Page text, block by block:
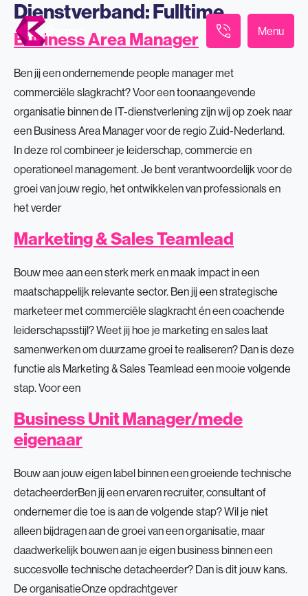
Menu
Dienstverband:Fulltime
Business Area Manager
Ben jij een ondernemende people manager met
commerciële slagkracht? Voor een toonaangevende
organisatie binnen de IT-dienstverlening zijn wij op zoek naar
een Business Area Manager voor de regio Zuid-Nederland.
In deze rol combineer je leiderschap, commercie en
operationeel management. Je bent verantwoordelijk voor de
groei van jouw regio, het ontwikkelen van professionals en
het verder
Marketing & Sales Teamlead
Bouw mee aan een sterk merk en maak impact in een
maatschappelijk relevante sector. Ben jij een strategische
marketeer met commerciële slagkracht én een coachende
leiderschapsstijl? Weet jij hoe je marketing en sales laat
samenwerken om duurzame groei te realiseren? Dan is deze
functie als Marketing & Sales Teamlead een mooie volgende
stap. Voor een
Business Unit Manager/mede
eigenaar
Bouw aan jouw eigen label binnen een groeiende technische
detacheerderBen jij een ervaren recruiter, consultant of
ondernemer die toe is aan de volgende stap? Wil je niet
alleen bijdragen aan de groei van een organisatie, maar
daadwerkelijk bouwen aan je eigen business binnen een
succesvolle technische detacheerder? Dan is dit jouw kans.
De organisatieOnze opdrachtgever